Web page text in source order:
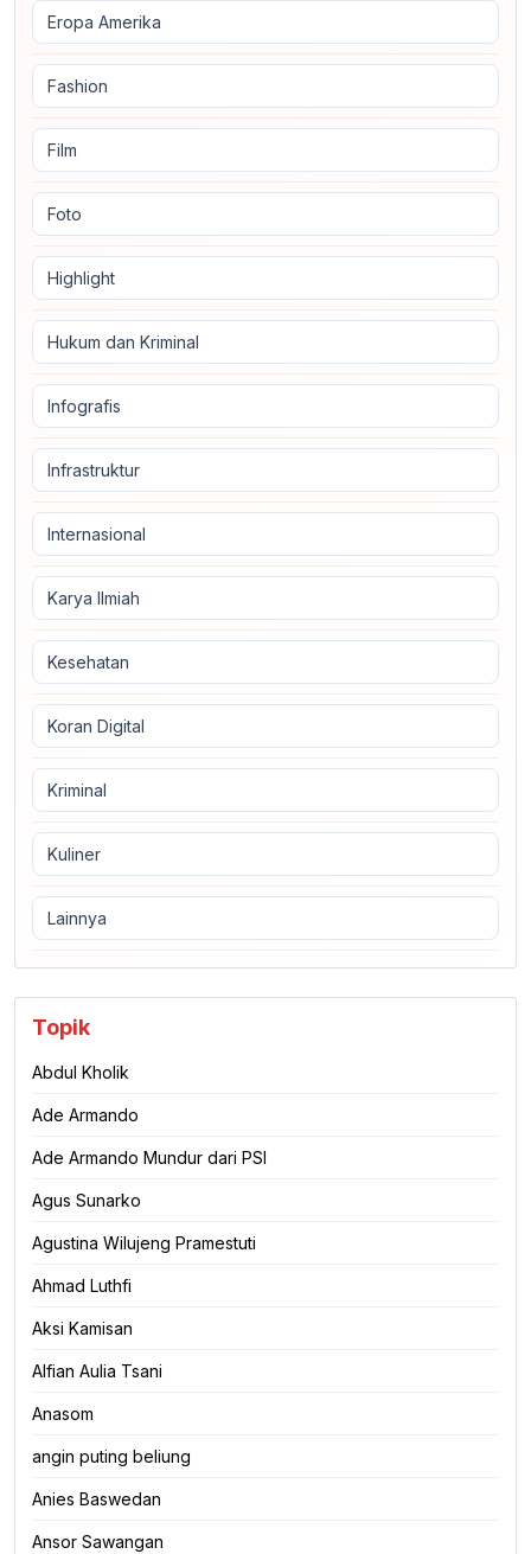
Eropa Amerika
Fashion
Film
Foto
Highlight
Hukum dan Kriminal
Infografis
Infrastruktur
Internasional
Karya Ilmiah
Kesehatan
Koran Digital
Kriminal
Kuliner
Lainnya
Topik
Abdul Kholik
Ade Armando
Ade Armando Mundur dari PSI
Agus Sunarko
Agustina Wilujeng Pramestuti
Ahmad Luthfi
Aksi Kamisan
Alfian Aulia Tsani
Anasom
angin puting beliung
Anies Baswedan
Ansor Sawangan